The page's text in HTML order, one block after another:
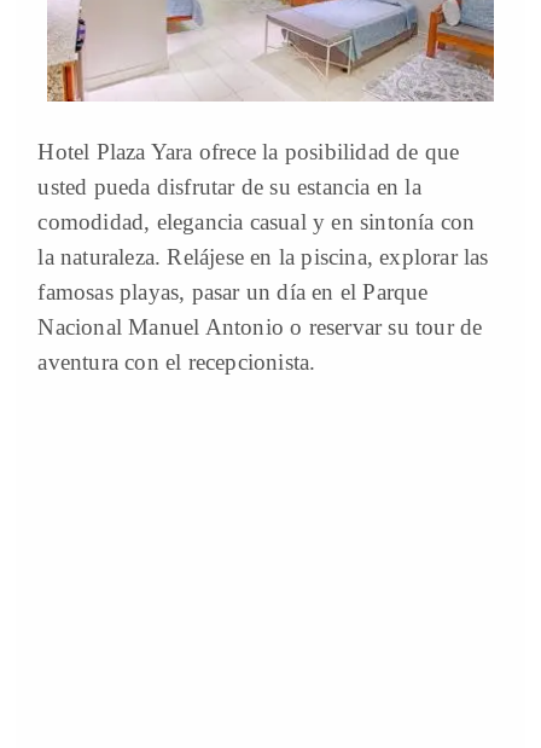
Hotel Plaza Yara ofrece la posibilidad de que
usted pueda disfrutar de su estancia en la
comodidad, elegancia casual y en sintonía con
la naturaleza. Relájese en la piscina, explorar las
famosas playas, pasar un día en el Parque
Nacional Manuel Antonio o reservar su tour de
aventura con el recepcionista.